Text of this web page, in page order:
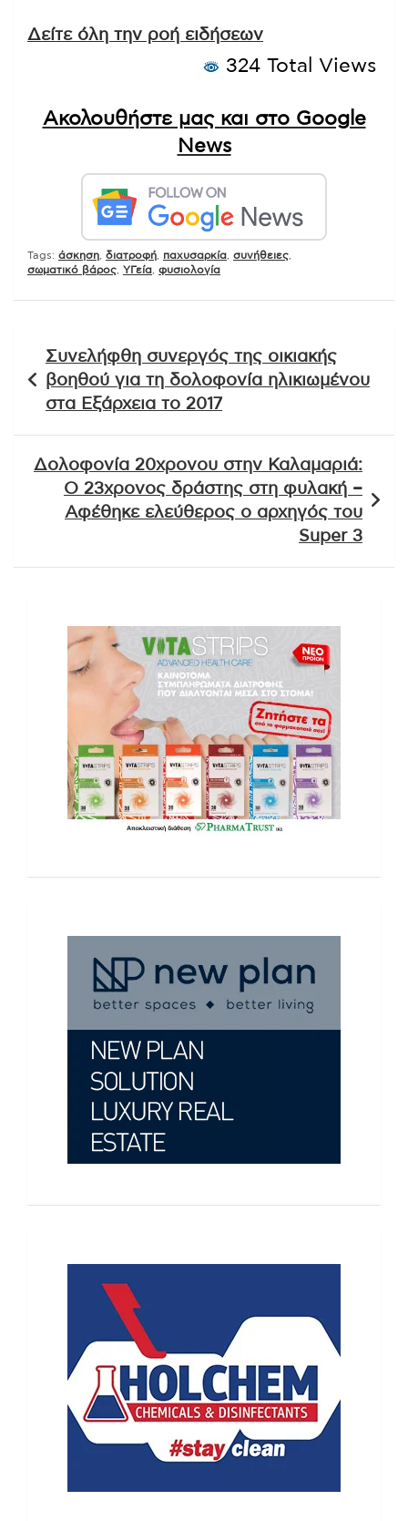
Δείτε όλη την ροή ειδήσεων
324 Total Views
Ακολουθήστε μας και στο Google
News
Tags: άσκηση διατροφή παχυσαρκία συνήθειες
σωματικό βάρος ΥΓεία φυσιολογία
άρθρων
Συνελήφθη συνεργός της οικιακής
βοηθού για τη δολοφονία ηλικιωμένου
στα Εξάρχεια το 2017
Δολοφονία 20χρονου στην Καλαμαριά:
Ο 23χρονος δράστης στη φυλακή –
Αφέθηκε ελεύθερος ο αρχηγός του
Super 3